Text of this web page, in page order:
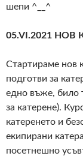
шепи ^__^
05.VI.2021
Стартираме нов
подготви за
едно въже, било
за катерене).
катеренето и
екипирани
посетнешно